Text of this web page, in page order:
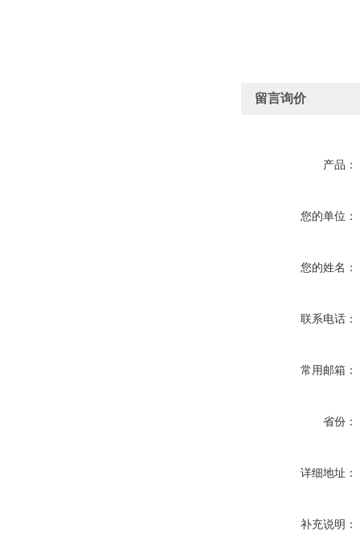
留言询价
产品：
您的单位：
您的姓名：
联系电话：
常用邮箱：
省份：
详细地址：
补充说明：